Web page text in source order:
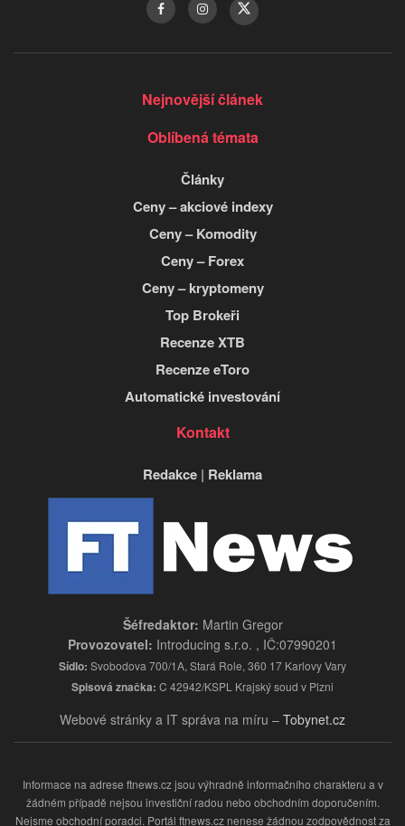
Nejnovější článek
Oblíbená témata
Články
Ceny – akciové indexy
Ceny – Komodity
Ceny – Forex
Ceny – kryptomeny
Top Brokeři
Recenze XTB
Recenze eToro
Automatické investování
Kontakt
Redakce | Reklama
Šéfredaktor: Martin Gregor
Provozovatel: Introducing s.r.o. , IČ:07990201
Sídlo: Svobodova 700/1A, Stará Role, 360 17 Karlovy Vary
Spisová značka: C 42942/KSPL Krajský soud v Plzni
Webové stránky a IT správa na míru – Tobynet.cz
Informace na adrese ftnews.cz jsou výhradně informačního charakteru a v
žádném případě nejsou investiční radou nebo obchodním doporučením.
Nejsme obchodní poradci. Portál ftnews.cz nenese žádnou zodpovědnost za